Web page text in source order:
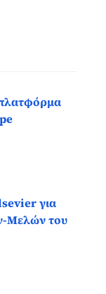
για
Μελών του